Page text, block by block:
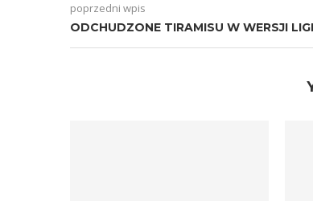
poprzedni wpis
ODCHUDZONE TIRAMISU W WERSJI